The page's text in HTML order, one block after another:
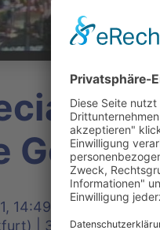
-
14:49 Uhr |
| 3375 Klicks